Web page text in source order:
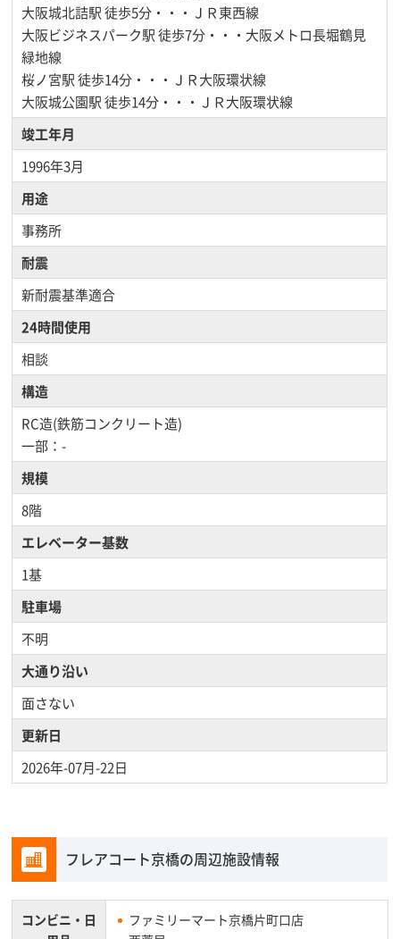
大阪城北詰駅徒歩5分・・・ＪＲ東西線
大阪ビジネスパーク駅徒歩7分・・・大阪メトロ長堀鶴見
緑地線
桜ノ宮駅徒歩14分・・・ＪＲ大阪環状線
大阪城公園駅徒歩14分・・・ＪＲ大阪環状線
竣工年月
1996年3月
用途
事務所
耐震
新耐震基準適合
24時間使用
相談
構造
RC造(鉄筋コンクリート造)
一部：-
規模
8階
エレベーター基数
1基
駐車場
不明
大通り沿い
面さない
更新日
2026年-07月-22日
フレアコート京橋の周辺施設情報
コンビニ・ 日
ファミリーマート京橋片町口店